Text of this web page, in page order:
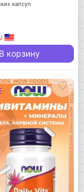
капсул
В корзину